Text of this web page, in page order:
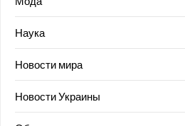
Наука
Новости мира
Новости Украины